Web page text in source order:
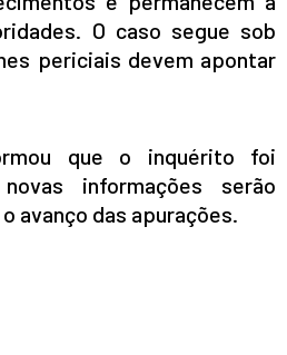
O caso segue sob
periciais devem apontar
que o inquérito foi
informações serão
avanço das apurações.